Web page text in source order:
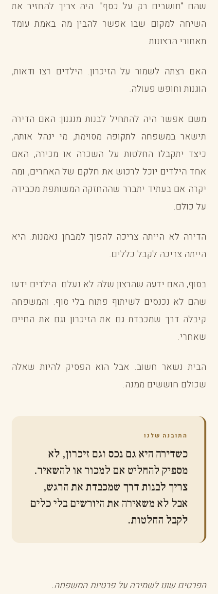
שהם "חושבים רק על כסף". היה צריך להחזיר את
השיחה למקום שבו אפשר להבין מה באמת עומד
מאחורי הרצונות.
האם רצתה לשמור על הזיכרון. הילדים רצו ודאות,
הוגנות וחופש פעולה.
משם אפשר היה להתחיל לבנות מנגנון: האם הדירה
תישאר במשפחה לתקופה מסוימת, מי ינהל אותה,
כיצד יתקבלו החלטות על השכרה או מכירה, האם
אחד הילדים יוכל לרכוש את חלקם של האחרים, ומה
יקרה אם בעתיד יתברר שההחזקה המשותפת מכבידה
על כולם.
הדירה לא הייתה צריכה להפוך למבחן נאמנות. היא
הייתה צריכה לקבל כללים.
בסוף, האם ידעה שהרצון שלה לא נעלם. הילדים ידעו
שהם לא נכנסים לשיתוף פתוח בלי סוף. והמשפחה
קיבלה דרך שמכבדת גם את הזיכרון וגם את החיים
שאחרי.
הבית נשאר חשוב. אבל הוא הפסיק להיות שאלה
שכולם חוששים ממנה.
התובנה שלנו
כשדירה היא גם נכס וגם זיכרון, לא
מספיק להחליט אם למכור או להשאיר.
צריך לבנות דרך שמכבדת את הרגש,
אבל לא משאירה את היורשים בלי כלים
לקבל החלטות.
הפרטים שונו לשמירה על פרטיות המשפחה.